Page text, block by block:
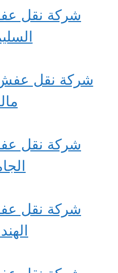
شركة نقل
شركة نقل
شركة نقل
شركة نقل